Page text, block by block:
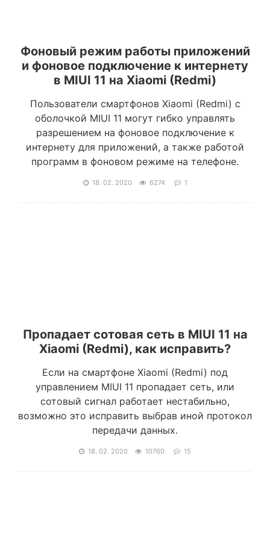
Фоновый режим работы приложений
и фоновое подключение к интернету
в MIUI 11 на Xiaomi (Redmi)
Пользователи смартфонов Xiaomi (Redmi) с
оболочкой MIUI 11 могут гибко управлять
разрешением на фоновое подключение к
интернету для приложений, а также работой
программ в фоновом режиме на телефоне.
18. 02. 2020 6274 1
Пропадает сотовая сеть в MIUI 11 на
Xiaomi (Redmi), как исправить?
Если на смартфоне Xiaomi (Redmi) под
управлением MIUI 11 пропадает сеть, или
сотовый сигнал работает нестабильно,
возможно это исправить выбрав иной протокол
передачи данных.
18. 02. 2020 10760 15